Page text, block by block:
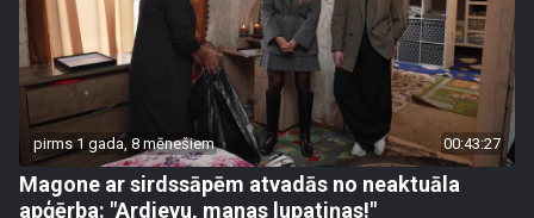
pirms 1 gada, 8 mēnešiem 00:43:27
Magone ar sirdssāpēm atvadās no neaktuāla
apģērba: "Ardievu, manas lupatiņas!"